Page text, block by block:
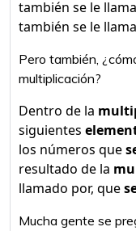
también se le
también se le
Pero también,
multiplicación?
Dentro de la
siguientes
los números que
resultado de la
llamado por, que
Mucha gente se